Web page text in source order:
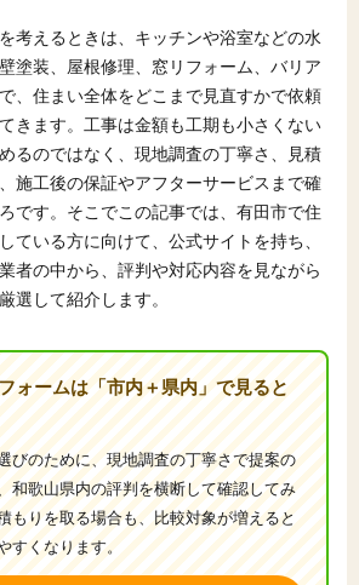
考えるときは、キッチンや浴室などの水
塗装、屋根修理、窓リフォーム、バリア
、住まい全体をどこまで見直すかで依頼
きます。工事は金額も工期も小さくない
るのではなく、現地調査の丁寧さ、見積
施工後の保証やアフターサービスまで確
です。そこでこの記事では、有田市で住
ている方に向けて、公式サイトを持ち、
者の中から、評判や対応内容を見ながら
選して紹介します。
ォームは「市内＋県内」で見ると
びのために、現地調査の丁寧さで提案の
和歌山県内の評判を横断して確認してみ
もりを取る場合も、比較対象が増えると
すくなります。